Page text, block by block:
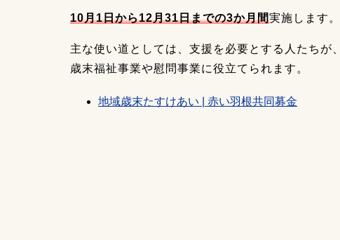
10月1日から12月31日までの3か月間実施します。
主な使い道としては、支援を必要とする人たちが
歳末福祉事業や慰問事業に役立てられます。
地域歳末たすけあい | 赤い羽根共同募金